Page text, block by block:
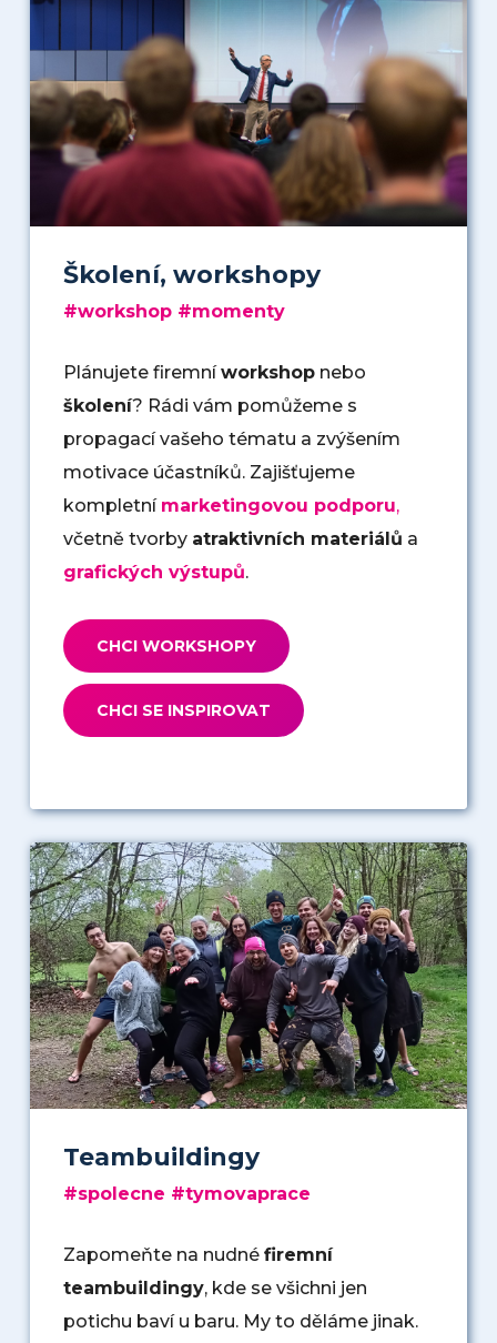
Školení, workshopy
#workshop #momenty
Plánujete firemníworkshopnebo
školení? Rádi vám pomůžeme s
propagací vašeho tématu a zvýšením
motivace účastníků. Zajišťujeme
kompletní marketingovou podporu,
včetně tvorby atraktivních materiálů a
grafických výstupů.
CHCI WORKSHOPY
CHCI SE INSPIROVAT
Teambuildingy
#spolecne #tymovaprace
Zapomeňte na nudné firemní
teambuildingy, kde se všichni jen
potichu baví u baru. My to děláme jinak.